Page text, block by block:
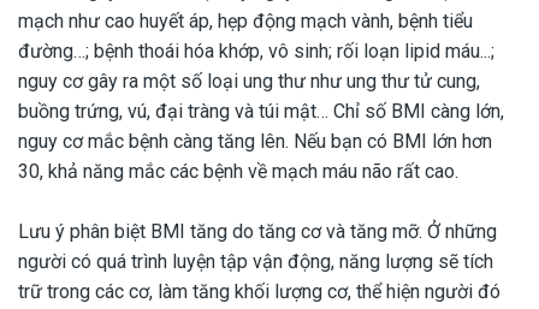
mạch như cao huyết áp, hẹp động mạch vành, bệnh tiểu
đường…; bệnh thoái hóa khớp, vô sinh; rối loạn lipid máu...;
nguy cơ gây ra một số loại ung thư như ung thư tử cung,
buồng trứng, vú, đại tràng và túi mật… Chỉ số BMI càng lớn,
nguy cơ mắc bệnh càng tăng lên. Nếu bạn có BMI lớn hơn
30, khả năng mắc các bệnh về mạch máu não rất cao.
Lưu ý phân biệt BMI tăng do tăng cơ và tăng mỡ. Ở những
người có quá trình luyện tập vận động, năng lượng sẽ tích
trữ trong các cơ, làm tăng khối lượng cơ, thể hiện người đó